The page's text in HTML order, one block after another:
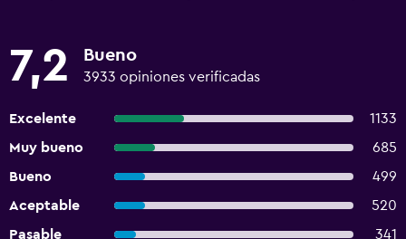
7,2 Bueno
3933 opiniones verificadas
Excelente
1133
Muy bueno
685
Bueno
499
Aceptable
520
Pasable
341